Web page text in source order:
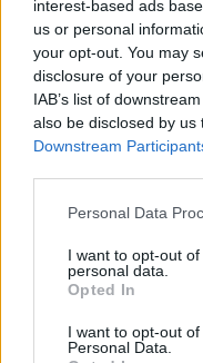
interest-based ads
us or personal
your opt-out. You may
disclosure of your
IAB’s list of
also be disclosed by
Downstream
Please note that this
not limited to your visit
grant or deny consent
use your data for
consent section.
Personal Data
I want to opt-out
personal data.
Opted In
I want to opt-out
Personal Data.
Mi épül?
Belváros-Lipótváros
játszótér
Város-Teampannon